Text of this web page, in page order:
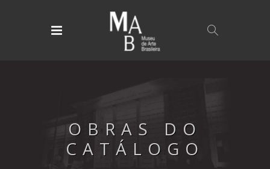
OBRAS DO
CATÁLOGO